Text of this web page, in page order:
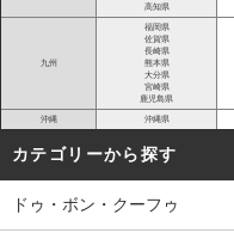
高知県
九州
福岡県
佐賀県
長崎県
熊本県
大分県
宮崎県
鹿児島県
沖縄 沖縄県
カテゴリーから探す
ドゥ・ボン・クーフゥ